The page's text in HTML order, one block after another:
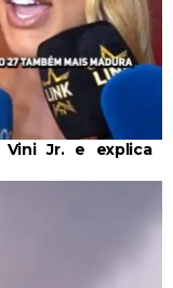
Jr. e explica